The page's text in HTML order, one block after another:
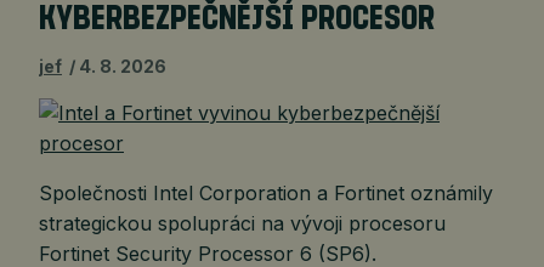
KYBERBEZPEČNĚJŠÍ PROCESOR
jef 4. 8. 2026
Společnosti Intel Corporation a Fortinet oznámily
strategickou spolupráci na vývoji procesoru
Fortinet Security Processor 6 (SP6).